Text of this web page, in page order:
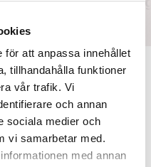
för att anpassa innehållet
tillhandahålla funktioner
vår trafik. Vi
och annan
sociala medier och
vi samarbetar med.
med annan